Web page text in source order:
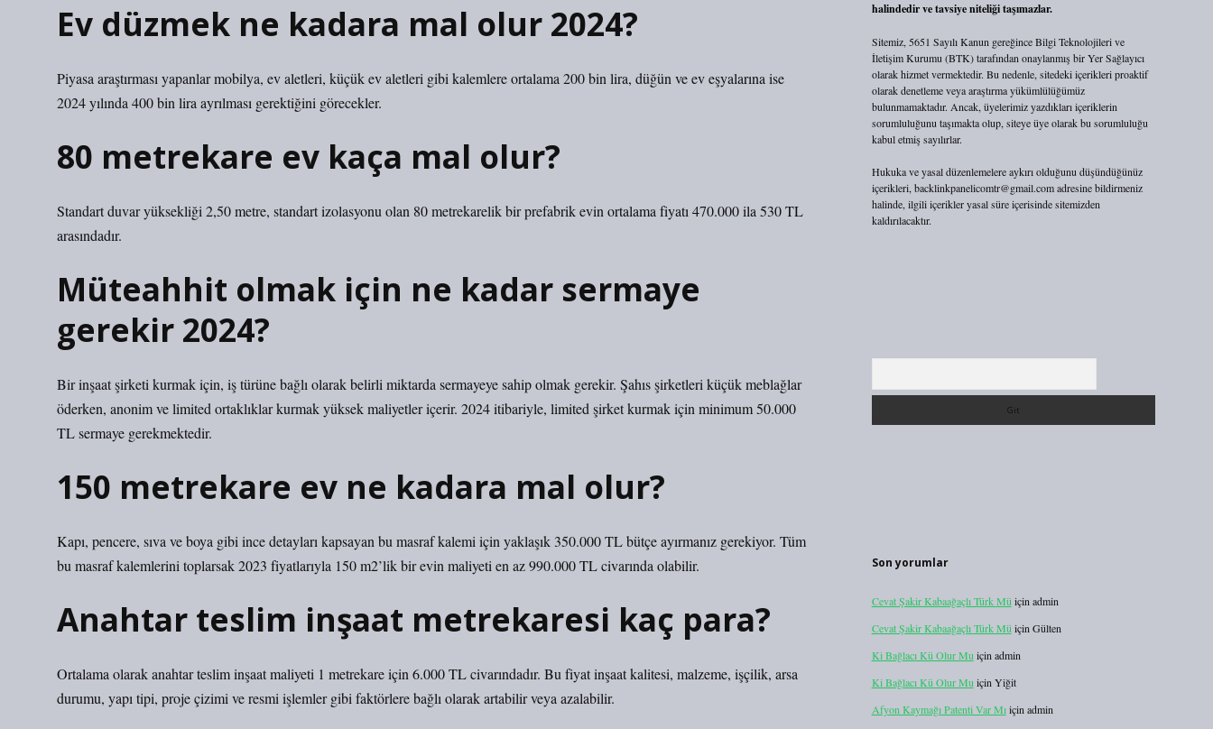
Ev düzmek ne kadara mal olur 2024?
Piyasa araştırması yapanlar mobilya, ev aletleri, küçük ev aletleri gibi kalemlere ortalama 200 bin lira, düğün ve ev eşyalarına ise
2024 yılında 400 bin lira ayrılması gerektiğini görecekler.
80 metrekare ev kaça mal olur?
Standart duvar yüksekliği 2,50 metre, standart izolasyonu olan 80 metrekarelik bir prefabrik evin ortalama fiyatı 470.000 ila 530 TL
arasındadır.
Müteahhit olmak için ne kadar sermaye
gerekir 2024?
Bir inşaat şirketi kurmak için, iş türüne bağlı olarak belirli miktarda sermayeye sahip olmak gerekir. Şahıs şirketleri küçük meblağlar
öderken, anonim ve limited ortaklıklar kurmak yüksek maliyetler içerir. 2024 itibariyle, limited şirket kurmak için minimum 50.000
TL sermaye gerekmektedir.
150 metrekare ev ne kadara mal olur?
Kapı, pencere, sıva ve boya gibi ince detayları kapsayan bu masraf kalemi için yaklaşık 350.000 TL bütçe ayırmanız gerekiyor. Tüm
bu masraf kalemlerini toplarsak 2023 fiyatlarıyla 150 m2’lik bir evin maliyeti en az 990.000 TL civarında olabilir.
Anahtar teslim inşaat metrekaresi kaç para?
Ortalama olarak anahtar teslim inşaat maliyeti 1 metrekare için 6.000 TL civarındadır. Bu fiyat inşaat kalitesi, malzeme, işçilik, arsa
durumu, yapı tipi, proje çizimi ve resmi işlemler gibi faktörlere bağlı olarak artabilir veya azalabilir.
halindedir ve tavsiye niteliği taşımazlar.
Sitemiz, 5651 Sayılı Kanun gereğince Bilgi Teknolojileri ve
İletişim Kurumu (BTK) tarafından onaylanmış bir Yer Sağlayıcı
olarak hizmet vermektedir. Bu nedenle, sitedeki içerikleri proaktif
olarak denetleme veya araştırma yükümlülüğümüz
bulunmamaktadır. Ancak, üyelerimiz yazdıkları içeriklerin
sorumluluğunu taşımakta olup, siteye üye olarak bu sorumluluğu
kabul etmiş sayılırlar.
Hukuka ve yasal düzenlemelere aykırı olduğunu düşündüğünüz
içerikleri, backlinkpanelicomtr@gmail.comadresine bildirmeniz
halinde, ilgili içerikler yasal süre içerisinde sitemizden
kaldırılacaktır.
Son yorumlar
Cevat Şakir Kabaağaçlı Türk Mü için admin
Cevat Şakir Kabaağaçlı Türk Mü için Gülten
Ki Bağlacı Kü Olur Mu için admin
Ki Bağlacı Kü Olur Mu için Yiğit
Afyon Kaymağı Patenti Var Mıiçin admin